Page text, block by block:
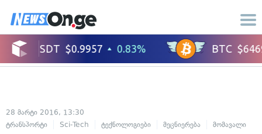
28 მარტი 2016, 13:30
ტრანსპორტი
Sci-Tech ტექნოლოგიები მეცნიერება მომავალი